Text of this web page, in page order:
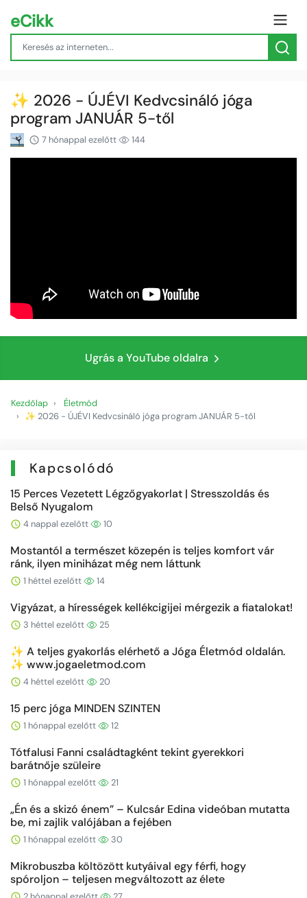
eCikk
✨ 2026 - ÚJÉVI Kedvcsináló jóga
program JANUÁR 5-től
7 hónappal ezelőtt 144
Ugrás a YouTube oldalra
Kezdőlap
Életmód
✨ 2026 - ÚJÉVI Kedvcsináló jóga program JANUÁR 5-től
Kapcsolódó
15 Perces Vezetett Légzőgyakorlat | Stresszoldás és
Belső Nyugalom
4 nappal ezelőtt 10
Mostantól a természet közepén is teljes komfort vár
ránk, ilyen miniházat még nem láttunk
1 héttel ezelőtt 14
Vigyázat, a hírességek kellékcigijei mérgezik a fiatalokat!
3 héttel ezelőtt 25
✨ A teljes gyakorlás elérhető a Jóga Életmód oldalán.
✨ www.jogaeletmod.com
4 héttel ezelőtt 20
15 perc jóga MINDEN SZINTEN
1 hónappal ezelőtt 12
Tótfalusi Fanni családtagként tekint gyerekkori
barátnője szüleire
1 hónappal ezelőtt 21
„Én és a skizó énem” – Kulcsár Edina videóban mutatta
be, mi zajlik valójában a fejében
1 hónappal ezelőtt 30
Mikrobuszba költözött kutyáival egy férfi, hogy
spóroljon – teljesen megváltozott az élete